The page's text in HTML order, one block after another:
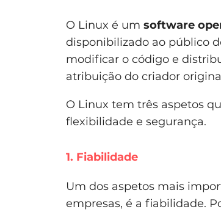
O Linux é um software
disponibilizado ao público
modificar o código e
atribuição do criador
O Linux tem três aspetos
flexibilidade e segurança.
1. Fiabilidade
Um dos aspetos mais
empresas, é a fiabilidade.